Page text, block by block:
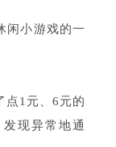
闲小游戏的一
点1元、6元的
现异常地通